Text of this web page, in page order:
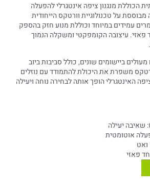
הכוללת מנגנון ציפה אינטגרלי להפעלה
על טכנולוגיית וורטקס הייחודית
עמידים במיוחד וכוללת מנוע חזק בהספק
חד פאזי. עיצובה הקומפקטי ומשקלה הנמוך
ביישומים שונים, כולל סביבות ביוב
משפרת את היכולת להתמודד עם נוזלים
האינטגרלי הופך אותה לבחירה נוחה ויעילה
שאיבה יעילה
אוטומטית
פאזי